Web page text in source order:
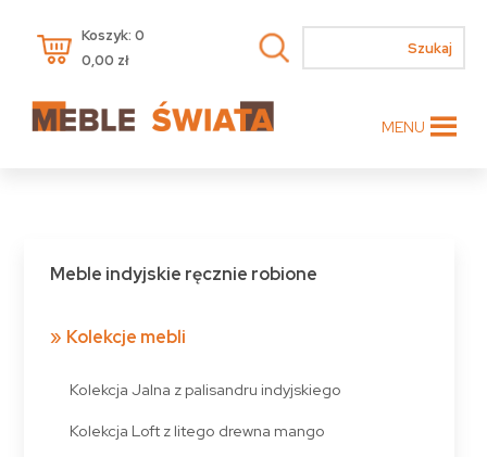
Koszyk: 0
0,00 zł
MENU
Meble indyjskie ręcznie robione
Kolekcje mebli
Kolekcja Jalna z palisandru indyjskiego
Kolekcja Loft z litego drewna mango